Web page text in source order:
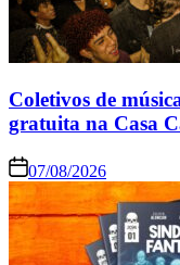
Coletivos de
gratuita na Casa
07/08/2026